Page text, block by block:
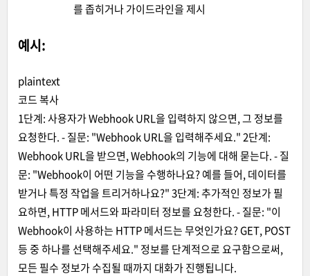
를 좁히거나 가이드라인을 제시
예시:
plaintext
코드 복사
1단계: 사용자가 Webhook URL을 입력하지 않으면, 그 정보를
요청한다. - 질문: "Webhook URL을 입력해주세요." 2단계:
Webhook URL을 받으면, Webhook의 기능에 대해 묻는다. - 질
문: "Webhook이 어떤 기능을 수행하나요? 예를 들어, 데이터를
받거나 특정 작업을 트리거하나요?" 3단계: 추가적인 정보가 필
요하면, HTTP 메서드와 파라미터 정보를 요청한다. - 질문: "이
Webhook이 사용하는 HTTP 메서드는 무엇인가요? GET, POST
등 중 하나를 선택해주세요." 정보를 단계적으로 요구함으로써,
모든 필수 정보가 수집될 때까지 대화가 진행됩니다.